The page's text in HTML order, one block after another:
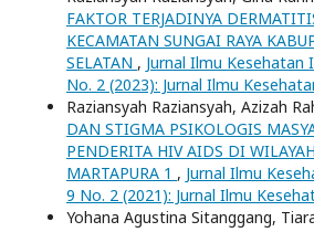
FAKTOR TERJADINYA
KECAMATAN SUNGAI RAYA
SELATAN , Jurnal Ilmu Kesehatan
No. 2 (2023): Jurnal Ilmu
Raziansyah Raziansyah, Azizah
DAN STIGMA PSIKOLOGIS
PENDERITA HIV AIDS DI
MARTAPURA 1 , Jurnal Ilmu
9 No. 2 (2021): Jurnal Ilmu
Yohana Agustina Sitanggang,